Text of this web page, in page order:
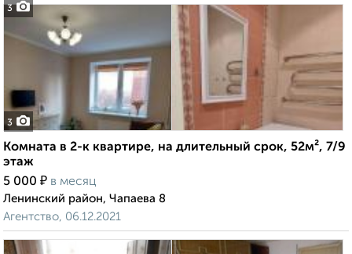
3
3
Комната в 2-к квартире, на длительный срок, 52м², 7/9
этаж
5 000 ₽ в месяц
Ленинский район, Чапаева 8
Агентство, 06.12.2021